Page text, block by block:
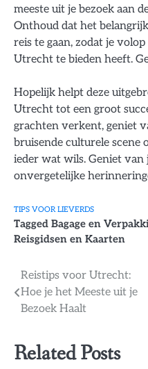
meeste uit je bezoek aan
Onthoud dat het
reis te gaan, zodat je
Utrecht te bieden heeft.
Hopelijk helpt deze
Utrecht tot een groot
grachten verkent, geniet
bruisende culturele
ieder wat wils. Geniet van
onvergetelijke
TIPS VOOR LIEVERDS
Tagged Bagage en
Reisgidsen en Kaarten
Bericht
navigatie
Reistips voor Utrecht:
Hoe je het Meeste uit je
Bezoek Haalt
Related Posts